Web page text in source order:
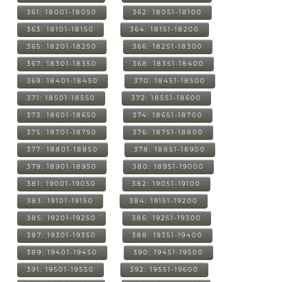
361: 18001-18050 362: 18051-18100
363: 18101-18150 364: 18151-18200
365: 18201-18250 366: 18251-18300
367: 18301-18350 368: 18351-18400
369: 18401-18450 370: 18451-18500
371: 18501-18550 372: 18551-18600
373: 18601-18650 374: 18651-18700
375: 18701-18750 376: 18751-18800
377: 18801-18850 378: 18851-18900
379: 18901-18950 380: 18951-19000
381: 19001-19050 382: 19051-19100
383: 19101-19150 384: 19151-19200
385: 19201-19250 386: 19251-19300
387: 19301-19350 388: 19351-19400
389: 19401-19450 390: 19451-19500
391: 19501-19550 392: 19551-19600